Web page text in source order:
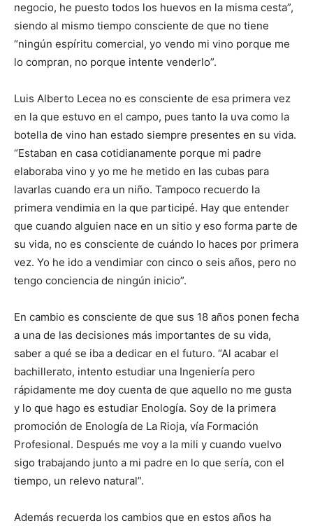
negocio, he puesto todos los huevos en la misma cesta”,
siendo al mismo tiempo consciente de que no tiene
“ningún espíritu comercial, yo vendo mi vino porque me
lo compran, no porque intente venderlo”.
Luis Alberto Lecea no es consciente de esa primera vez
en la que estuvo en el campo, pues tanto la uva como la
botella de vino han estado siempre presentes en su vida.
“Estaban en casa cotidianamente porque mi padre
elaboraba vino y yo me he metido en las cubas para
lavarlas cuando era un niño. Tampoco recuerdo la
primera vendimia en la que participé. Hay que entender
que cuando alguien nace en un sitio y eso forma parte de
su vida, no es consciente de cuándo lo haces por primera
vez. Yo he ido a vendimiar con cinco o seis años, pero no
tengo conciencia de ningún inicio”.
En cambio es consciente de que sus 18 años ponen fecha
a una de las decisiones más importantes de su vida,
saber a qué se iba a dedicar en el futuro. “Al acabar el
bachillerato, intento estudiar una Ingeniería pero
rápidamente me doy cuenta de que aquello no me gusta
y lo que hago es estudiar Enología. Soy de la primera
promoción de Enología de La Rioja, vía Formación
Profesional. Después me voy a la mili y cuando vuelvo
sigo trabajando junto a mi padre en lo que sería, con el
tiempo, un relevo natural”.
Además recuerda los cambios que en estos años ha